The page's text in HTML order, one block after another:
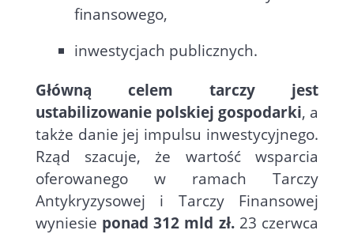
finansowego,
inwestycjach publicznych.
Główną celem tarczy jest
ustabilizowanie polskiej gospodarki, a
także danie jej impulsu inwestycyjnego.
Rząd szacuje, że wartość wsparcia
oferowanego w ramach Tarczy
Antykryzysowej i Tarczy Finansowej
wyniesie ponad 312 mld zł.23 czerwca